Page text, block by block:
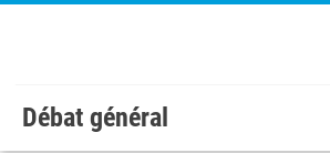
Skip to main content / navigation
Bienvenue aux Nations Unies
Débat général